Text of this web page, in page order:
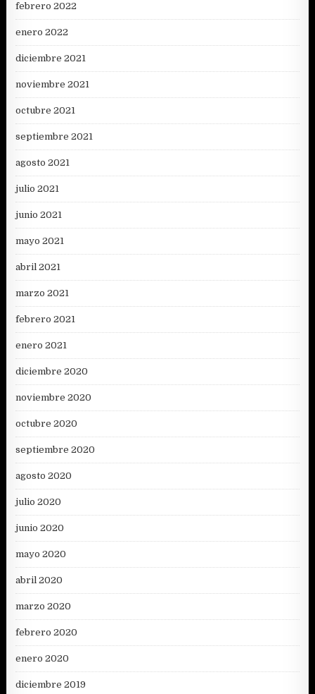
febrero 2022
enero 2022
diciembre 2021
noviembre 2021
octubre 2021
septiembre 2021
agosto 2021
julio 2021
junio 2021
mayo 2021
abril 2021
marzo 2021
febrero 2021
enero 2021
diciembre 2020
noviembre 2020
octubre 2020
septiembre 2020
agosto 2020
julio 2020
junio 2020
mayo 2020
abril 2020
marzo 2020
febrero 2020
enero 2020
diciembre 2019